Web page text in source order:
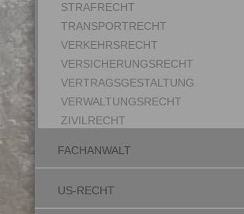
STRAFRECHT
TRANSPORTRECHT
VERKEHRSRECHT
VERSICHERUNGSRECHT
VERTRAGSGESTALTUNG
VERWALTUNGSRECHT
ZIVILRECHT
FACHANWALT
US-RECHT